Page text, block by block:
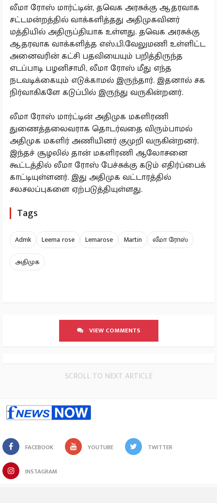
லீமா ரோஸ் மார்ட்டின், தவெக அரசுக்கு ஆதரவாக
சட்டமன்றத்தில் வாக்களித்தது அதிமுகவினர்
மத்தியில் அதிருப்தியாக உள்ளது. தவெக அரசுக்கு
ஆதரவாக வாக்களித்த எஸ்.பி.வேலுமணி உள்ளிட்ட
அனைவரின் கட்சி பதவியையும் பறித்திருந்த
எடப்பாடி பழனிசாமி, லீமா ரோஸ் மீது எந்த
நடவடிக்கையும் எடுக்காமல் இருந்தார். இதனால் சக
நிர்வாகிகளே கடுப்பில் இருந்து வருகின்றனர்.
லீமா ரோஸ் மார்ட்டின் அதிமுக மகளிரணி
துணைத்தலைவராக தொடர்வதை விரும்பாமல்
அதிமுக மகளிர் அணியினர் குமுறி வருகின்றனர்.
இந்தச் சூழலில் தான் மகளிரணி ஆலோசனை
கூட்டத்தில் லீமா ரோஸ் பேச்சுக்கு கடும் எதிர்ப்பைக்
காட்டியுள்ளனர். இது அதிமுக வட்டாரத்தில்
சலசலப்புகளை ஏற்படுத்தியுள்ளது.
Tags
Admk Leema rose Lemarose Martin
லீமா ரோஸ்
அதிமுக
VIEW COMMENTS
SCROLL TO NEXT ARTICLE
FACEBOOK YOUTUBE TWITTER
INSTAGRAM